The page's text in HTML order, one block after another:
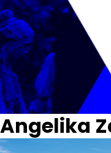
Angelika